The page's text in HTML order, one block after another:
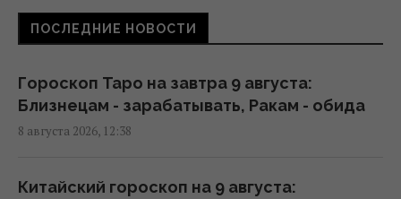
Chrome стал самовольно скачивать на диск
ИИ-модель на 20 ГБ: как его остановить
Три знака Зодиака будут главными
счастливчиками новой недели
ПОСЛЕДНИЕ НОВОСТИ
Гороскоп Таро на завтра 9 августа:
Близнецам - зарабатывать, Ракам - обида
8 августа 2026, 12:38
Китайский гороскоп на 9 августа: